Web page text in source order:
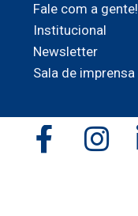
Fale com a gente!
Institucional
Newsletter
Sala de imprensa